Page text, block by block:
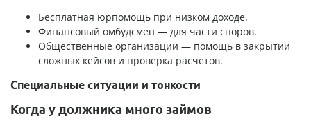
Бесплатная юрпомощь при низком доходе.
Финансовый омбудсмен — для части споров.
Общественные организации — помощь в закрытии
сложных кейсов и проверка расчетов.
Специальные ситуации и тонкости
Когда у должника много займов